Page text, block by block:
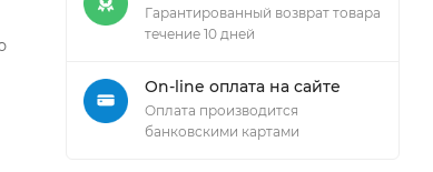
Гарантированный возврат товара
течение 10 дней
On-line оплата на сайте
Оплата производится
банковскими картами